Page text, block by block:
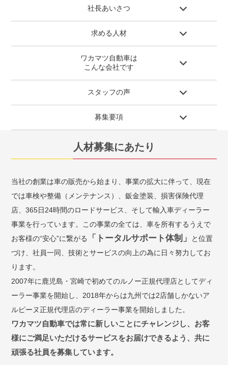
社長あいさつ
求める人材
ワカマツ自動車は
こんな会社です
スタッフの声
募集要項
人材募集にあたり
当社の創業は車の販売から始まり、事業の拡大に伴って、現在
では車検や整備（メンテナンス）、鈑金塗装、損害保険代理
店、365日24時間のロードサービス、そして輸入車ディーラー
事業を行っています。この事業の全ては、車を所有するうえで
お客様の“安心”に繋がる
「トータルサポート体制」
と位置
づけ、社員一同、技術とサービスの向上の為に日々努力してお
ります。
2007年に鹿児島・宮崎で初めてのルノー正規代理店としてディ
ーラー事業を開始し、2018年からは九州では2店舗しかないア
ルピーヌ正規代理店のディーラー事業を開始しました。
ワカマツ自動車では常に新しいことにチャレンジし、お客
様にご満足いただけるサービスをお届けできるよう、共に
頑張る社員を募集しています。